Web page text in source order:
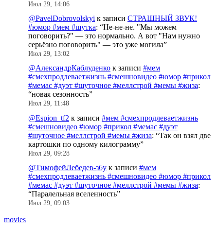
Июл 29, 14:06
@PavelDobrovolskyi к записи СТРАШНЫЙ ЗВУК!
#юмор #мем #шутка: “Не-не-не. "Мы можем
поговорить?" — это нормально. А вот "Нам нужно
серьёзно поговорить" — это уже могила”
Июл 29, 13:02
@АлександрКаблуденко к записи #мем
#смехпродлеваетжизнь #смешновидео #юмор #прикол
#мемас #дуэт #шуточное #меллстрой #мемы #жиза:
“новая сезонность”
Июл 29, 11:48
@Espion_tf2 к записи #мем #смехпродлеваетжизнь
#смешновидео #юмор #прикол #мемас #дуэт
#шуточное #меллстрой #мемы #жиза: “Так он взял две
картошки по одному килограмму”
Июл 29, 09:28
@ТимофейЛебедев-з6у к записи #мем
#смехпродлеваетжизнь #смешновидео #юмор #прикол
#мемас #дуэт #шуточное #меллстрой #мемы #жиза:
“Паралельная вселенность”
Июл 29, 09:03
movies